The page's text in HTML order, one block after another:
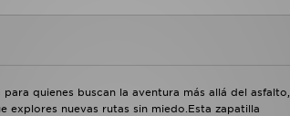
quienes buscan la aventura más allá del asfalto,
nuevas rutas sin miedo.Esta zapatilla